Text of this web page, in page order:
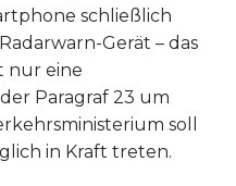
schließlich
Gerät – das
nur eine
Paragraf 23 um
soll
in Kraft treten.